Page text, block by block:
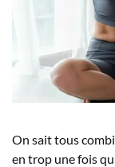
On sait tous
en trop une fois